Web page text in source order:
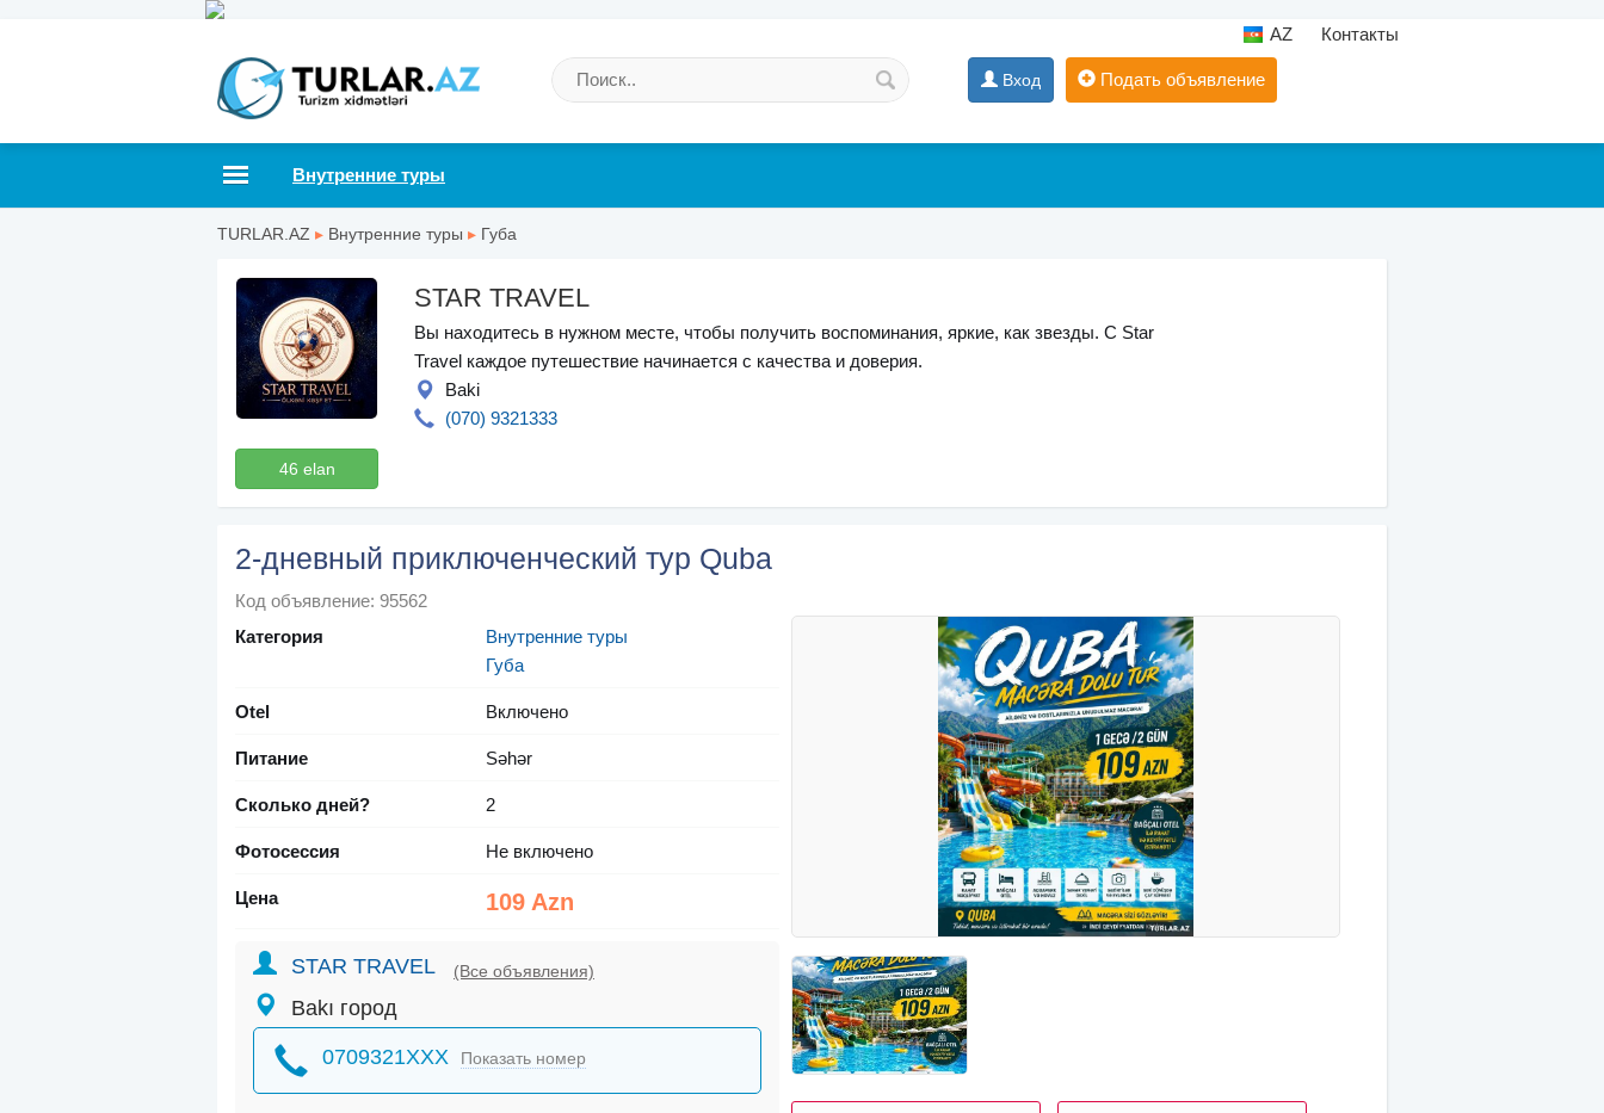
AZ Контакты
Вход Подать объявление
Внутренние туры
TURLAR.AZ ▸ Внутренние туры ▸ Губа
46 elan
STAR TRAVEL
Вы находитесь в нужном месте, чтобы получить воспоминания, яркие, как звезды. С Star
Travel каждое путешествие начинается с качества и доверия.
Baki
(070) 9321333
2-дневный приключенческий тур Quba
Код объявление: 95562
Категория
Внутренние туры
Губа
Otel Включено
Питание Səhər
Сколько дней? 2
Фотосессия Не включено
Цена 109 Azn
STAR TRAVEL (Все объявления)
Bakı город
0709321XXX Показать номер